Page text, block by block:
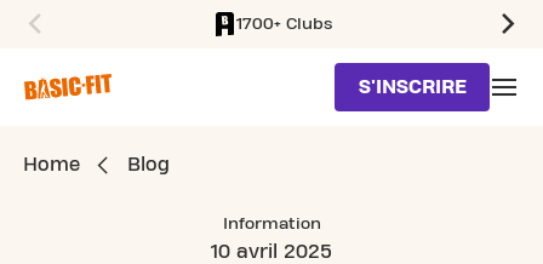
1700+ Clubs
S'INSCRIRE
Home Blog
Information
10 avril 2025